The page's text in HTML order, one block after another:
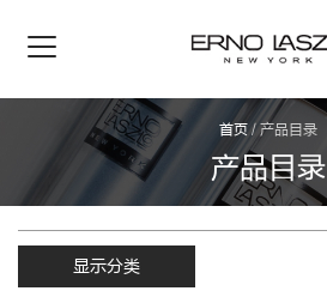
首页/ 产品目录
产品目录
显示分类